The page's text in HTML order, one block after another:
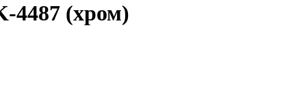
4487 (хром)